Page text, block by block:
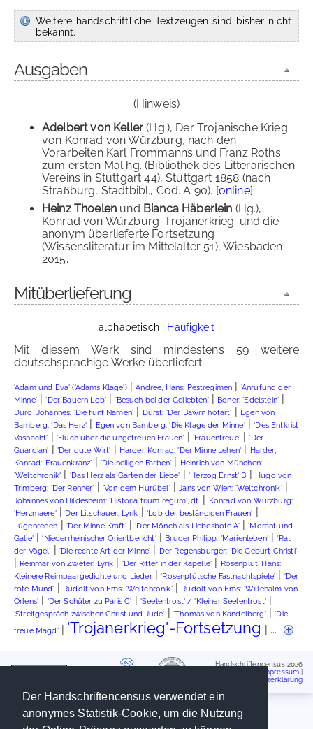
Der Handschriftencensus verwendet ein
anonymes Statistik-Cookie, um die Nutzung
Weitere handschriftliche Textzeugen sind bisher nicht
bekannt.
Ausgaben
(Hinweis)
Adelbert von Keller(Hg.), Der Trojanische Krieg
von Konrad von Würzburg, nach den
Vorarbeiten Karl Frommanns und Franz Roths
zum ersten Mal hg. (Bibliothek des Litterarischen
Vereins in Stuttgart 44), Stuttgart 1858 (nach
Straßburg, Stadtbibl., Cod. A 90). [online]
Heinz Thoelen und Bianca Häberlein (Hg.),
Konrad von Würzburg 'Trojanerkrieg' und die
anonym überlieferte Fortsetzung
(Wissensliteratur im Mittelalter 51), Wiesbaden
2015.
Mitüberlieferung
alphabetisch| Häufigkeit
Mit diesem Werk sind mindestens 59 weitere
deutschsprachige Werke überliefert.
'Adam und Eva' ('Adams Klage')|Andree, Hans: Pestregimen | 'Anrufung der
Minne'|'Der Bauern Lob' | 'Besuch bei der Geliebten'| Boner: 'Edelstein' |
Duro, Johannes: 'Die fünf Namen' | Durst: 'Der Bawrn hofart' | Egen von
Bamberg: 'Das Herz' | Egen von Bamberg: 'Die Klage der Minne'|'Des Entkrist
Vasnacht' | 'Fluch über die ungetreuen Frauen' | 'Frauentreue'|'Der
Guardian' | 'Der gute Wirt' | Harder, Konrad: 'Der Minne Lehen' | Harder,
Konrad: 'Frauenkranz' | 'Die heiligen Farben' | Heinrich von München:
'Weltchronik' | 'Das Herz als Garten der Liebe' |'Herzog Ernst' B | Hugo von
Trimberg: 'Der Renner' |'Von dem Hurübel'|Jans von Wien: 'Weltchronik'|
Johannes von Hildesheim: 'Historia trium regum', dt. | Konrad von Würzburg:
'Herzmaere'| Der Litschauer: Lyrik |'Lob der beständigen Frauen' |
Lügenreden |'Der Minne Kraft'|'Der Mönch als Liebesbote A'|'Morant und
Galie'|'Niederrheinischer Orientbericht'| Bruder Philipp: 'Marienleben'|'Rat
der Vögel' |'Die rechte Art der Minne' | Der Regensburger: 'Die Geburt Christi'
| Reinmar von Zweter: Lyrik | 'Der Ritter in der Kapelle' | Rosenplüt, Hans:
Kleinere Reimpaargedichte und Lieder|'Rosenplütsche Fastnachtspiele' | 'Der
rote Mund' | Rudolf von Ems: 'Weltchronik'| Rudolf von Ems: 'Willehalm von
Orlens' | 'Der Schüler zu Paris C' | 'Seelentrost' / 'Kleiner Seelentrost'|
'Streitgespräch zwischen Christ und Jude' |'Thomas von Kandelberg'|'Die
treue Magd'| 'Trojanerkrieg'-Fortsetzung | ...
Handschriftencensus 2026
Impressum
Datenschutzerklärung